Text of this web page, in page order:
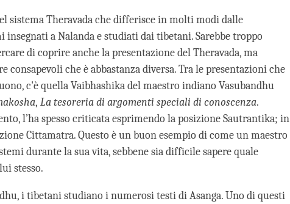
sistema Theravada che differisce in molti modi dalle
insegnati a Nalanda e studiati dai tibetani. Sarebbe troppo
di coprire anche la presentazione del Theravada, ma
consapevoli che è abbastanza diversa. Tra le presentazioni che
c'è quella Vaibhashika del maestro indiano Vasubandhu
, La tesoreria di argomenti speciali di conoscenza.
l’ha spesso criticata esprimendo la posizione Sautrantika; in
Cittamatra. Questo è un buon esempio di come un maestro
durante la sua vita, sebbene sia difficile sapere quale
stesso.
i tibetani studiano i numerosi testi di Asanga. Uno di questi